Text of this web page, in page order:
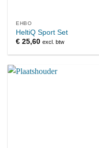
EHBO
HeltiQ Sport Set
€ 25,60 excl. btw